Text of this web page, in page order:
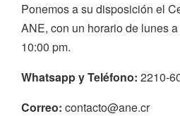
Ponemos a su disposición el
ANE, con un horario de lunes
10:00 pm.
Whatsapp y Teléfono: 2210-
Correo: contacto@ane.cr